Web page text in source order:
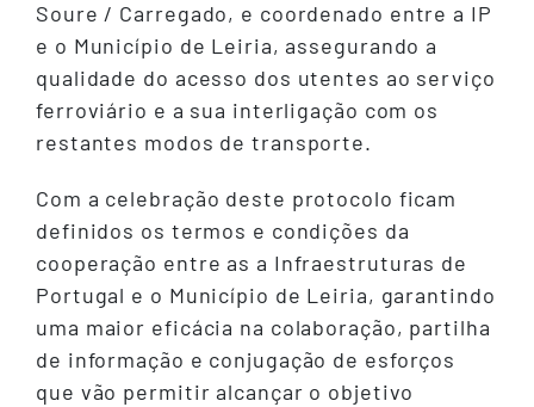
Soure / Carregado, e coordenado entre a IP
e o Município de Leiria, assegurando a
qualidade do acesso dos utentes ao serviço
ferroviário e a sua interligação com os
restantes modos de transporte.
Com a celebração deste protocolo ficam
definidos os termos e condições da
cooperação entre as a Infraestruturas de
Portugal e o Município de Leiria, garantindo
uma maior eficácia na colaboração, partilha
de informação e conjugação de esforços
que vão permitir alcançar o objetivo